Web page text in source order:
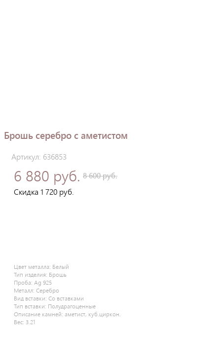
Брошь серебро с аметистом
Артикул: 636853
6 880 руб. 8 600 руб.
Скидка 1 720 руб.
Цвет металла: Белый
Тип изделия: Брошь
Проба: Ag 925
Металл: Серебро
Вид вставки: Со вставками
Тип вставки: Полудрагоценные
Описание камней: аметист, куб.циркон.
Вес: 3.21